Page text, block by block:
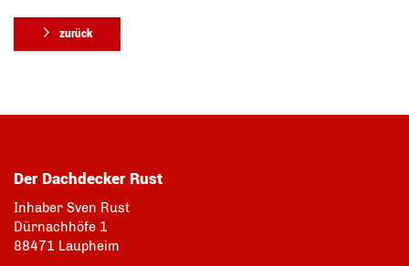
zurück
Der Dachdecker Rust
Inhaber Sven Rust
Dürnachhöfe 1
88471 Laupheim